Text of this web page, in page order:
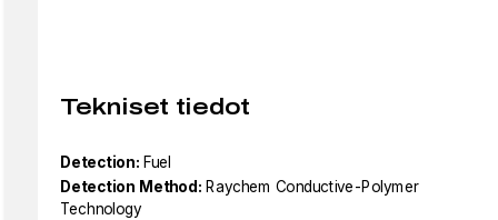
Tekniset tiedot
Detection: Fuel
Detection Method: Raychem Conductive-Polymer
Technology